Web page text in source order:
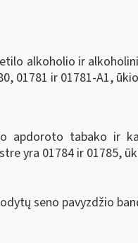
alkoholio ir
01781 ir 01781-A1,
apdoroto tabako ir
yra 01784 ir 01785,
seno pavyzdžio